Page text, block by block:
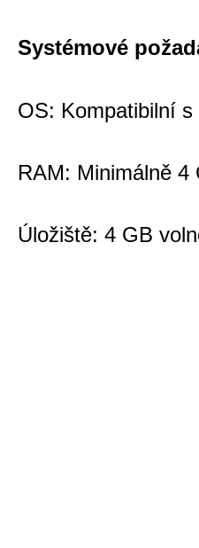
Systémové
OS: Kompatibilní
RAM: Minimálně 4
Úložiště: 4 GB